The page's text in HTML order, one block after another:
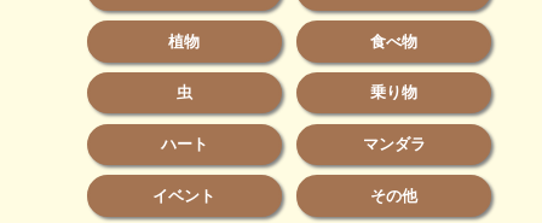
植物 食べ物
虫 乗り物
ハート マンダラ
イベント その他